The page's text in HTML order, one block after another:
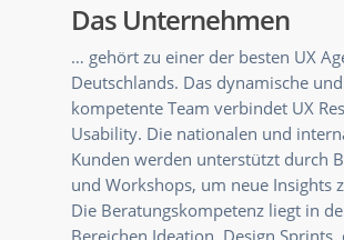
Das Unternehmen
… gehört zu einer der besten UX
Deutschlands. Das dynamische und
kompetente Team verbindet UX
Usability. Die nationalen und
Kunden werden unterstützt durch
und Workshops, um neue Insights
Die Beratungskompetenz liegt in
Bereichen Ideation, Design Sprints,